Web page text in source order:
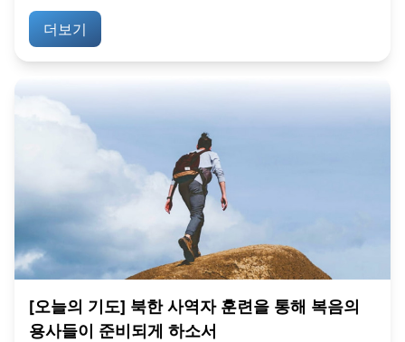
더보기
[오늘의 기도] 북한 사역자 훈련을 통해 복음의
용사들이 준비되게 하소서